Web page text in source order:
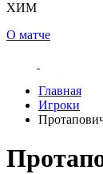
ХИМ
О матче
Главная
Игроки